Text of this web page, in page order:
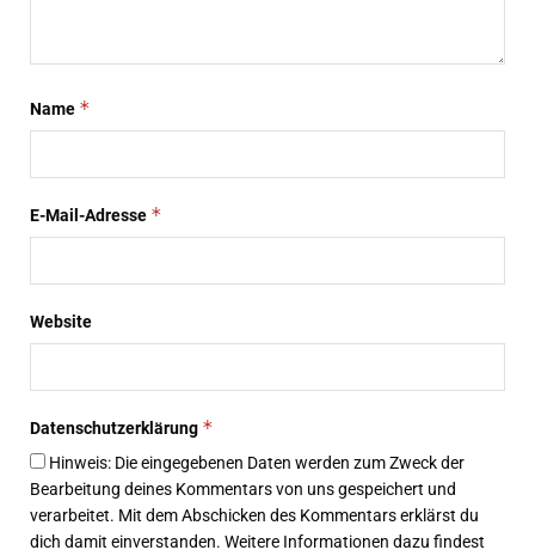
Name *
E-Mail-Adresse *
Website
Datenschutzerklärung *
Hinweis: Die eingegebenen Daten werden zum Zweck der
Bearbeitung deines Kommentars von uns gespeichert und
verarbeitet. Mit dem Abschicken des Kommentars erklärst du
dich damit einverstanden. Weitere Informationen dazu findest